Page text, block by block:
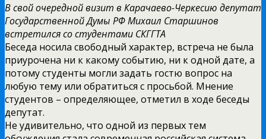
В свой очередной визит в Карачаево-Черкесию депутат
Государственной Думы РФ Михаил Старшинов
встретился со студентами СКГГТА
Беседа носила свободный характер, встреча не была
приурочена ни к какому событию, ни к одной дате, а
потому студенты могли задать гостю вопрос на
любую тему или обратиться с просьбой. Мнение
студентов – определяющее, отметил в ходе беседы
депутат.
Не удивительно, что одной из первых тем